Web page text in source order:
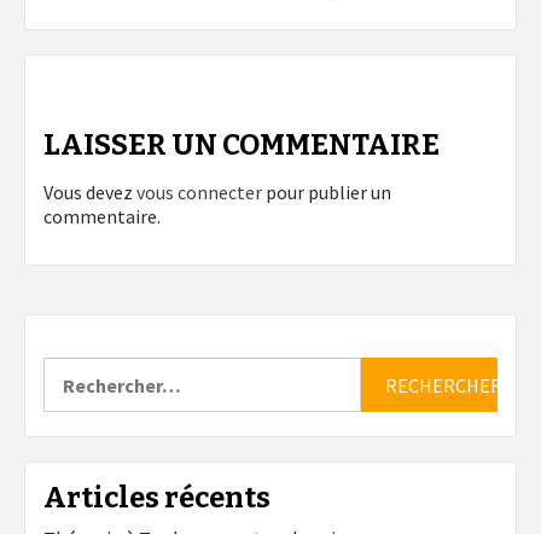
LAISSER UN COMMENTAIRE
Vous devez vous connecter pour publier un
commentaire.
Articles récents